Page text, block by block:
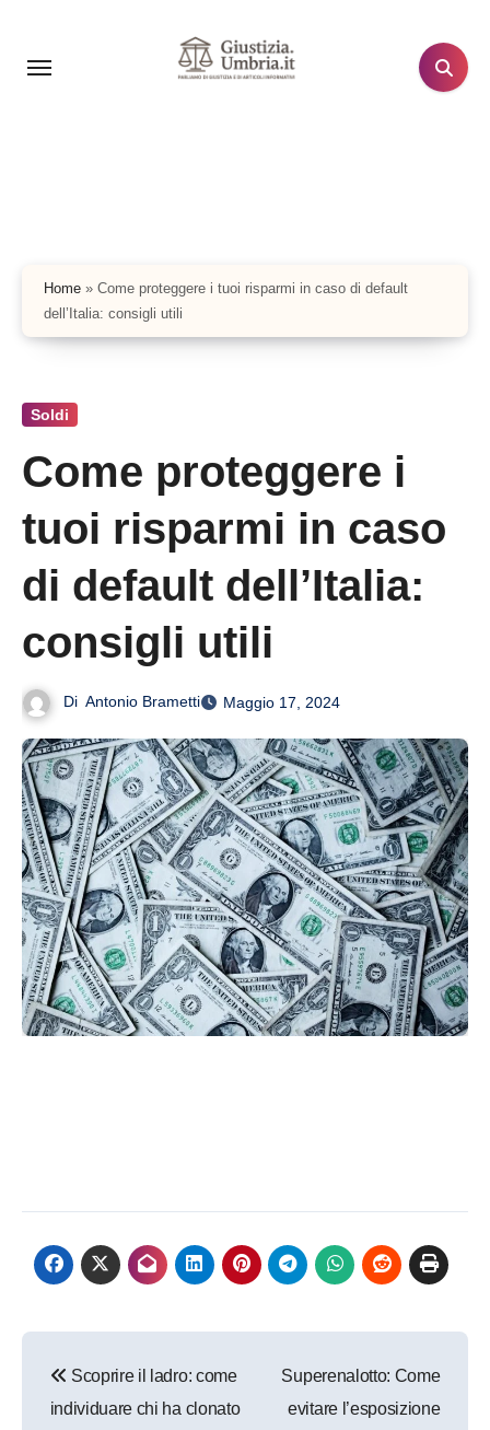
contenuto
Home » Come proteggere i tuoi risparmi in caso di default
dell’Italia: consigli utili
Soldi
Come proteggere i
tuoi risparmi in caso
di default dell’Italia:
consigli utili
Di Antonio Brametti Maggio 17, 2024
articoli
Scoprire il ladro: come
individuare chi ha clonato
Superenalotto: Come
evitare l’esposizione